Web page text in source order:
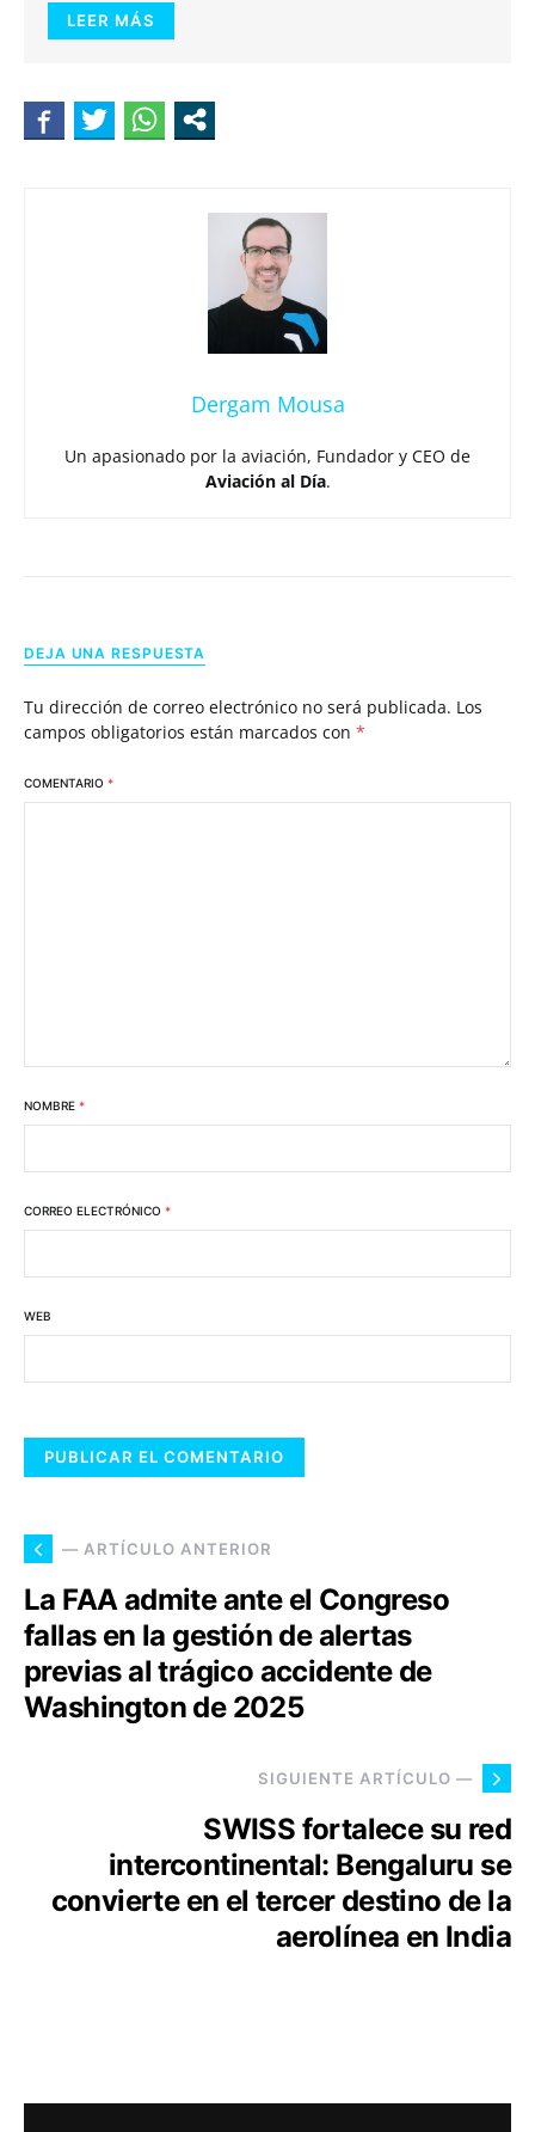
LEER MÁS
Dergam Mousa
Un apasionado por la aviación, Fundador y CEO de
Aviación al Día.
DEJA UNA RESPUESTA
Tu dirección de correo electrónico no será publicada. Los
campos obligatorios están marcados con *
COMENTARIO *
NOMBRE *
CORREO ELECTRÓNICO *
WEB
— ARTÍCULO ANTERIOR
La FAA admite ante el Congreso
fallas en la gestión de alertas
previas al trágico accidente de
Washington de 2025
SIGUIENTE ARTÍCULO —
SWISS fortalece su red
intercontinental: Bengaluru se
convierte en el tercer destino de la
aerolínea en India